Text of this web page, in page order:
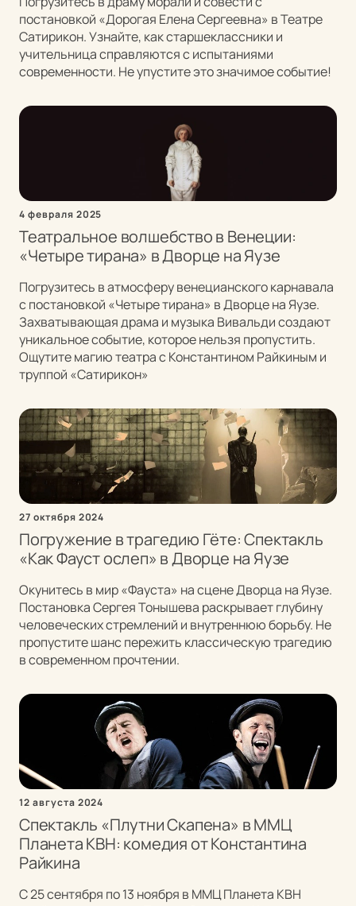
постановкой «Дорогая Елена Сергеевна» в Театре
Сатирикон. Узнайте, как старшеклассники и
учительница справляются с испытаниями
современности. Не упустите это значимое событие!
4 февраля 2025
Театральное волшебство в Венеции:
«Четыре тирана» в Дворце на Яузе
Погрузитесь в атмосферу венецианского карнавала
с постановкой «Четыре тирана» в Дворце на Яузе.
Захватывающая драма и музыка Вивальди создают
уникальное событие, которое нельзя пропустить.
Ощутите магию театра с Константином Райкиным и
труппой «Сатирикон»
27 октября 2024
Погружение в трагедию Гёте: Спектакль
«Как Фауст ослеп» в Дворце на Яузе
Окунитесь в мир «Фауста» на сцене Дворца на Яузе.
Постановка Сергея Тонышева раскрывает глубину
человеческих стремлений и внутреннюю борьбу. Не
пропустите шанс пережить классическую трагедию
в современном прочтении.
12 августа 2024
Спектакль «Плутни Скапена» в ММЦ
Планета КВН: комедия от Константина
Райкина
С 25 сентября по 13 ноября в ММЦ Планета КВН